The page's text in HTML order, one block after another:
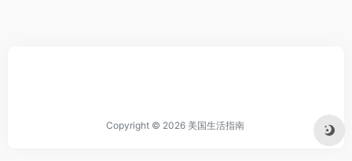
Copyright © 2026 美国生活指南